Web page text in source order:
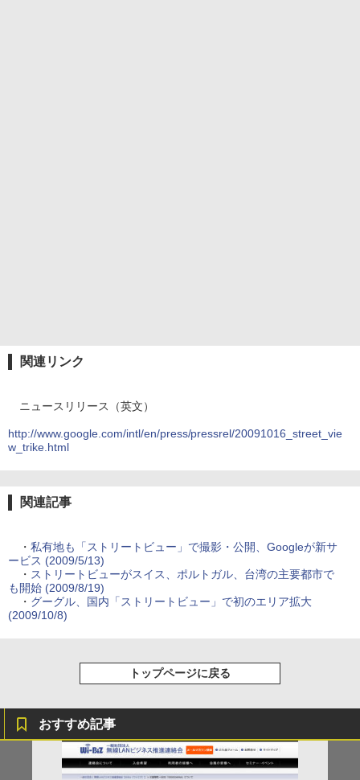
関連リンク
ニュースリリース（英文）
http://www.google.com/intl/en/press/pressrel/20091016_street_vie
w_trike.html
関連記事
・ 私有地も「ストリートビュー」で撮影・公開、Googleが新サ
ービス (2009/5/13)
・ ストリートビューがスイス、ポルトガル、台湾の主要都市で
も開始 (2009/8/19)
・ グーグル、国内「ストリートビュー」で初のエリア拡大
(2009/10/8)
トップページに戻る
おすすめ記事